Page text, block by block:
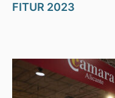
FITUR 2023